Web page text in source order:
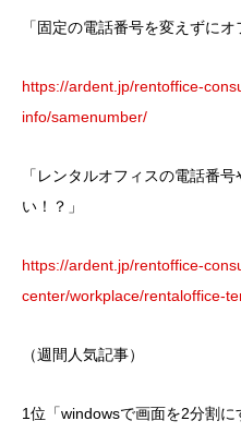
「固定の電話番号を変えずにオ
https://ardent.jp/rentoffice-
info/samenumber/
「レンタルオフィスの電話番
い！？」
https://ardent.jp/rentoffice-
center/workplace/rentaloffice-
（週間人気記事）
1位「windowsで画面を2分割